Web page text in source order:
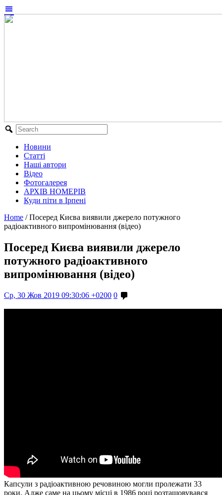
Новини
Статті
Наші автори
Відео
Фотогалерея
АРХІВ НОМЕРІВ
Куди піти в Ірпені
Home / Посеред Києва виявили джерело потужного
радіоактивного випромінювання (відео)
Посеред Києва виявили джерело
потужного радіоактивного
випромінювання (відео)
Ср, 30 Жов 2019 09:30:06 +0200 0
Капсули з радіоактивною речовиною могли пролежати 33
роки. Адже саме на цьому місці в 1986 році розташовувався